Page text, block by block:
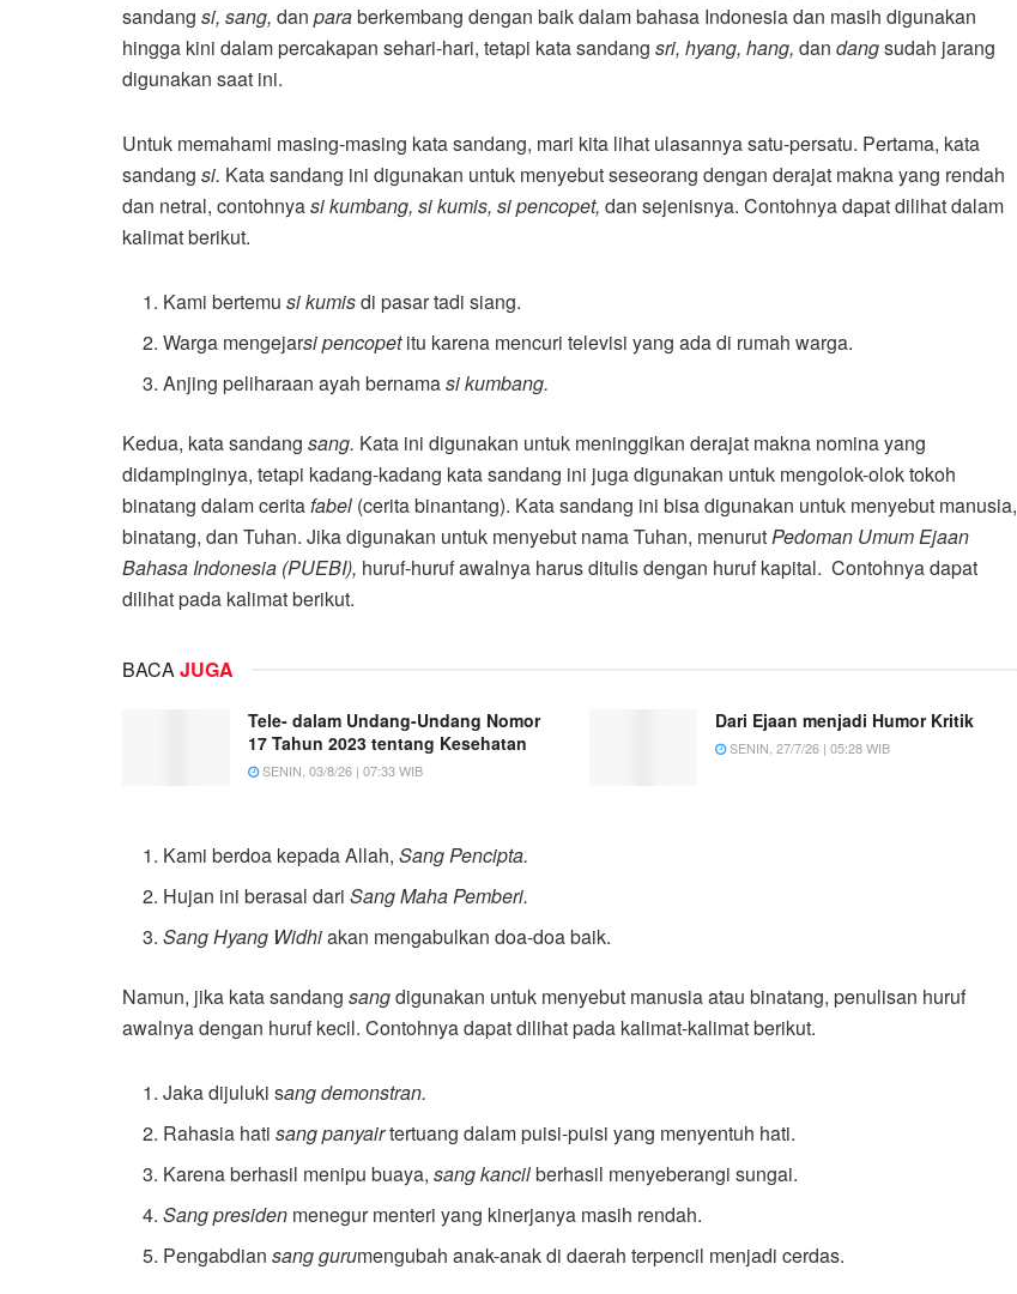
sandang si, sang, dan paraberkembang dengan baik dalam bahasa Indonesia dan masih digunakan
hingga kini dalam percakapan sehari-hari, tetapi kata sandang sri, hyang, hang, dan dangsudah jarang
digunakan saat ini.
Untuk memahami masing-masing kata sandang, mari kita lihat ulasannya satu-persatu. Pertama, kata
sandang si. Kata sandang ini digunakan untuk menyebut seseorang dengan derajat makna yang rendah
dan netral, contohnyasi kumbang, si kumis, si pencopet, dan sejenisnya. Contohnya dapat dilihat dalam
kalimat berikut.
Kami bertemusi kumisdi pasar tadi siang.
Warga mengejarsi pencopetitu karena mencuri televisi yang ada di rumah warga.
Anjing peliharaan ayah bernamasi kumbang.
Kedua, kata sandang sang. Kata ini digunakan untuk meninggikan derajat makna nomina yang
didampinginya, tetapi kadang-kadang kata sandang ini juga digunakan untuk mengolok-olok tokoh
binatang dalam ceritafabel (cerita binantang). Kata sandang ini bisadigunakan untuk menyebut manusia,
binatang, dan Tuhan. Jika digunakan untuk menyebut nama Tuhan, menurutPedoman Umum Ejaan
Bahasa Indonesia (PUEBI), huruf-huruf awalnya harus ditulis dengan huruf kapital. Contohnya dapat
dilihat pada kalimat berikut.
BACAJUGA
Tele- dalam Undang-Undang Nomor
17 Tahun 2023 tentang Kesehatan
SENIN, 03/8/26 | 07:33 WIB
Dari Ejaan menjadi Humor Kritik
SENIN, 27/7/26 | 05:28 WIB
Kami berdoa kepada Allah,Sang Pencipta.
Hujan ini berasal dariSang Maha Pemberi.
Sang Hyang Widhiakan mengabulkan doa-doa baik.
Namun, jika kata sandang sangdigunakan untuk menyebut manusia atau binatang, penulisan huruf
awalnya dengan huruf kecil. Contohnya dapat dilihat pada kalimat-kalimat berikut.
Jaka dijuluki sang demonstran.
Rahasia hatisang panyairtertuang dalam puisi-puisi yang menyentuh hati.
Karena berhasil menipu buaya,sang kancilberhasil menyeberangi sungai.
Sang presiden menegur menteri yang kinerjanya masih rendah.
Pengabdiansang gurumengubah anak-anak di daerah terpencil menjadi cerdas.